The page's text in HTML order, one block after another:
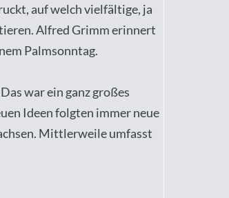
auf welch vielfältige, ja
Alfred Grimm erinnert
Palmsonntag.
war ein ganz großes
Ideen folgten immer neue
Mittlerweile umfasst